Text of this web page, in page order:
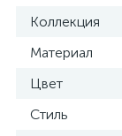
Коллекция
Материал
Цвет
Стиль